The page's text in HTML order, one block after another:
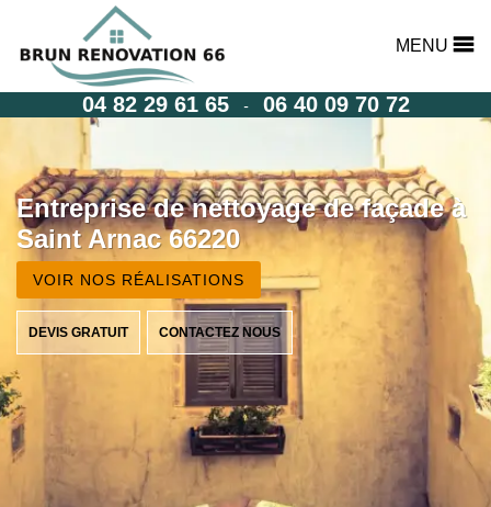
MENU
04 82 29 61 65 - 06 40 09 70 72
Entreprise de nettoyage de façade à
Saint Arnac 66220
VOIR NOS RÉALISATIONS
DEVIS GRATUIT CONTACTEZ NOUS